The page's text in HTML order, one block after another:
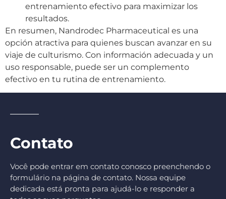
entrenamiento efectivo para maximizar los
resultados.
En resumen, Nandrodec Pharmaceutical es una
opción atractiva para quienes buscan avanzar en su
viaje de culturismo. Con información adecuada y un
uso responsable, puede ser un complemento
efectivo en tu rutina de entrenamiento.
Contato
Você pode entrar em contato conosco preenchendo o
formulário na página de contato. Nossa equipe
dedicada está pronta para ajudá-lo e responder a